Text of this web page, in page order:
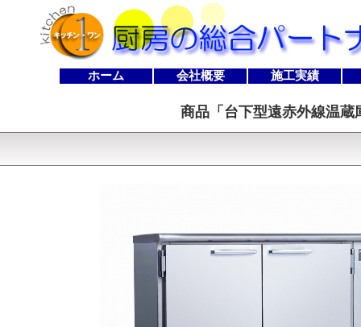
ホーム 会社概要 施工実績
商品「 台下型遠赤外線温蔵